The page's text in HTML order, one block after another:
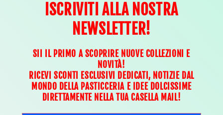
ISCRIVITI ALLA NOSTRA
NEWSLETTER!
SII IL PRIMO A SCOPRIRE NUOVE COLLEZIONI E
NOVITÀ!
RICEVI SCONTI ESCLUSIVI DEDICATI, NOTIZIE DAL
MONDO DELLA PASTICCERIA E IDEE DOLCISSIME
DIRETTAMENTE NELLA TUA CASELLA MAIL!